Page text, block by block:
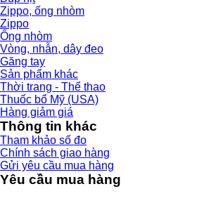
Zippo, ống nhòm
Zippo
Ống nhòm
Vòng, nhẫn, dây đeo
Găng tay
Sản phẩm khác
Thời trang - Thể thao
Thuốc bổ Mỹ (USA)
Hàng giảm giá
Thông tin khác
Tham khảo số đo
Chính sách giao hàng
Gửi yêu cầu mua hàng
Yêu cầu mua hàng